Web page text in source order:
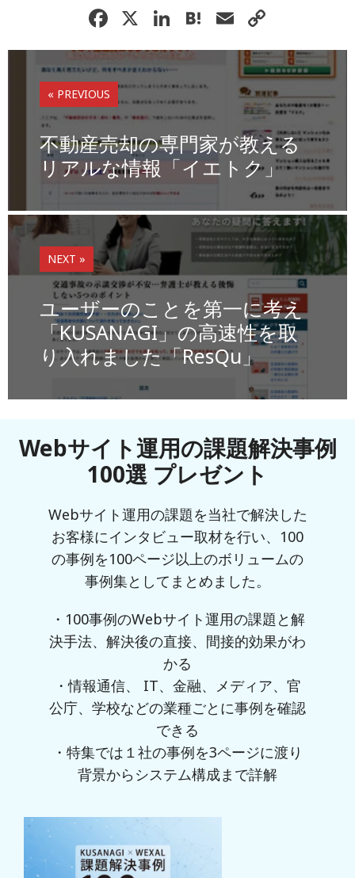
F
a
c
e
b
o
o
k
X Li
n
k
e
dI
n
H
at
E
m
ai
l
o
p
y
Li
n
k
« PREVIOUS
不動産売却の専門家が教える
リアルな情報「イエトク」
NEXT »
ユーザーのことを第一に考え
「KUSANAGI」の高速性を取
り入れました「ResQu」
Webサイト運用の課題解決事例
100選 プレゼント
Webサイト運用の課題を当社で解決した
お客様にインタビュー取材を行い、100
の事例を100ページ以上のボリュームの
事例集としてまとめました。
・100事例のWebサイト運用の課題と解
決手法、解決後の直接、間接的効果がわ
かる
・情報通信、 IT、金融、メディア、官
公庁、学校などの業種ごとに事例を確認
できる
・特集では１社の事例を3ページに渡り
背景からシステム構成まで詳解